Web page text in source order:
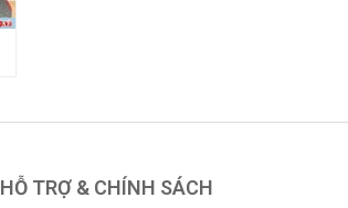
HỖ TRỢ & CHÍNH SÁCH